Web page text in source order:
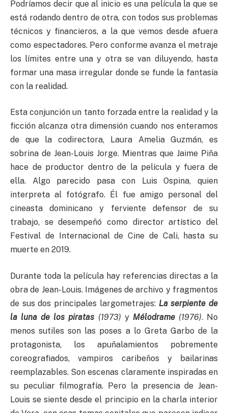
Podríamos decir que al inicio es una película la que se
está rodando dentro de otra, con todos sus problemas
técnicos y financieros, a la que vemos desde afuera
como espectadores. Pero conforme avanza el metraje
los límites entre una y otra se van diluyendo, hasta
formar una masa irregular donde se funde la fantasía
con la realidad.
Esta conjunción un tanto forzada entre la realidad y la
ficción alcanza otra dimensión cuando nos enteramos
de que la codirectora, Laura Amelia Guzmán, es
sobrina de Jean-Louis Jorge. Mientras que Jaime Piña
hace de productor dentro de la película y fuera de
ella. Algo parecido pasa con Luis Ospina, quien
interpreta al fotógrafo. Él fue amigo personal del
cineasta dominicano y ferviente defensor de su
trabajo, se desempeñó como director artístico del
Festival de Internacional de Cine de Cali, hasta su
muerte en 2019.
Durante toda la película hay referencias directas a la
obra de Jean-Louis. Imágenes de archivo y fragmentos
de sus dos principales largometrajes: La serpiente de
la luna de los piratas (1973) y Mélodrame(1976). No
menos sutiles son las poses a lo Greta Garbo de la
protagonista, los apuñalamientos pobremente
coreografiados, vampiros caribeños y bailarinas
reemplazables. Son escenas claramente inspiradas en
su peculiar filmografía. Pero la presencia de Jean-
Louis se siente desde el principio en la charla interior